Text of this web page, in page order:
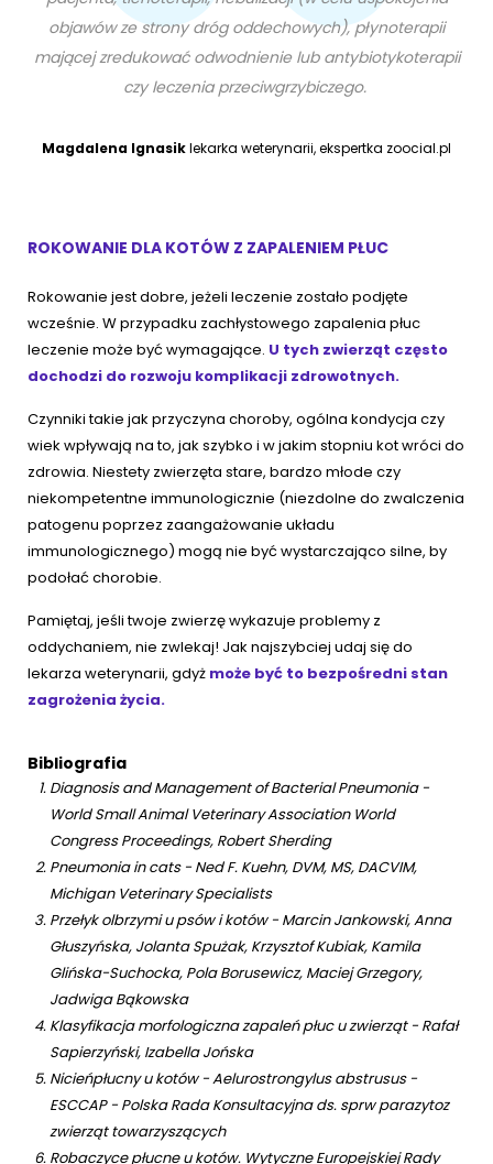
objawów ze strony dróg oddechowych), płynoterapii
mającej zredukować odwodnienie lub antybiotykoterapii
czy leczenia przeciwgrzybiczego.
Magdalena Ignasiklekarka weterynarii, ekspertka zoocial.pl
ROKOWANIE DLA KOTÓW Z ZAPALENIEM PŁUC
Rokowanie jest dobre, jeżeli leczenie zostało podjęte
wcześnie. W przypadku zachłystowego zapalenia płuc
leczenie może być wymagające. U tych zwierząt często
dochodzi do rozwoju komplikacji zdrowotnych.
Czynniki takie jak przyczyna choroby, ogólna kondycja czy
wiek wpływają na to, jak szybko i w jakim stopniu kot wróci do
zdrowia. Niestety zwierzęta stare, bardzo młode czy
niekompetentne immunologicznie (niezdolne do zwalczenia
patogenu poprzez zaangażowanie układu
immunologicznego) mogą nie być wystarczająco silne, by
podołać chorobie.
Pamiętaj, jeśli twoje zwierzę wykazuje problemy z
oddychaniem, nie zwlekaj! Jak najszybciej udaj się do
lekarza weterynarii, gdyż może być to bezpośredni stan
zagrożenia życia.
Bibliografia
Diagnosis and Management of Bacterial Pneumonia -
World Small Animal Veterinary Association World
Congress Proceedings, Robert Sherding
Pneumonia in cats - Ned F. Kuehn, DVM, MS, DACVIM,
Michigan Veterinary Specialists
Przełyk olbrzymi u psów i kotów - Marcin Jankowski, Anna
Głuszyńska, Jolanta Spużak, Krzysztof Kubiak, Kamila
Glińska-Suchocka, Pola Borusewicz, Maciej Grzegory,
Jadwiga Bąkowska
Klasyfikacja morfologiczna zapaleń płuc u zwierząt - Rafał
Sapierzyński, Izabella Jońska
Nicieńpłucny u kotów - Aelurostrongylus abstrusus -
ESCCAP - Polska Rada Konsultacyjna ds. sprw parazytoz
zwierząt towarzyszących
Robaczyce płucne u kotów. Wytyczne Europejskiej Rady